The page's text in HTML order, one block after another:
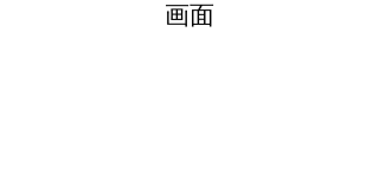
画面